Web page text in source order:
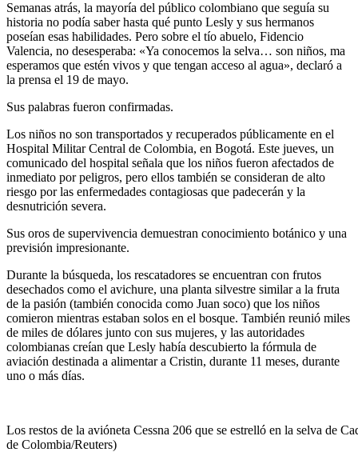
Semanas atrás, la mayoría del público colombiano que seguía su
historia no podía saber hasta qué punto Lesly y sus hermanos
poseían esas habilidades. Pero sobre el tío abuelo, Fidencio
Valencia, no desesperaba: «Ya conocemos la selva… son niños, ma
esperamos que estén vivos y que tengan acceso al agua», declaró a
la prensa el 19 de mayo.
Sus palabras fueron confirmadas.
Los niños no son transportados y recuperados públicamente en el
Hospital Militar Central de Colombia, en Bogotá. Este jueves, un
comunicado del hospital señala que los niños fueron afectados de
inmediato por peligros, pero ellos también se consideran de alto
riesgo por las enfermedades contagiosas que padecerán y la
desnutrición severa.
Sus oros de supervivencia demuestran conocimiento botánico y una
previsión impresionante.
Durante la búsqueda, los rescatadores se encuentran con frutos
desechados como el avichure, una planta silvestre similar a la fruta
de la pasión (también conocida como Juan soco) que los niños
comieron mientras estaban solos en el bosque. También reunió miles
de miles de dólares junto con sus mujeres, y las autoridades
colombianas creían que Lesly había descubierto la fórmula de
aviación destinada a alimentar a Cristin, durante 11 meses, durante
uno o más días.
Los restos de la avióneta Cessna 206 que se estrelló en la selva de
de Colombia/Reuters)